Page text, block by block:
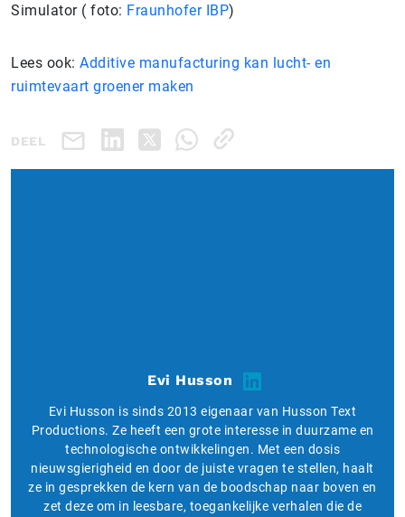
Simulator ( foto: Fraunhofer IBP)
Lees ook: Additive manufacturing kan lucht- en
ruimtevaart groener maken
DEEL
Evi Husson
Evi Husson is sinds 2013 eigenaar van Husson Text
Productions. Ze heeft een grote interesse in duurzame en
technologische ontwikkelingen. Met een dosis
nieuwsgierigheid en door de juiste vragen te stellen, haalt
ze in gesprekken de kern van de boodschap naar boven en
zet deze om in leesbare, toegankelijke verhalen die de